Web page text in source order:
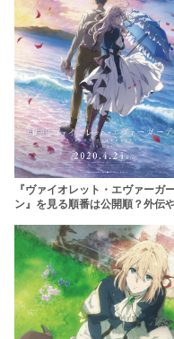
『ヴァイオレット・エヴァーガ
ン』を見る順番は公開順？外伝
紹介！